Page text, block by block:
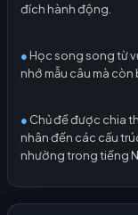
đích hành động.
● Học song song từ
nhớ mẫu câu mà
● Chủ đề được chia
nhân đến các cấu
nhường trong tiếng